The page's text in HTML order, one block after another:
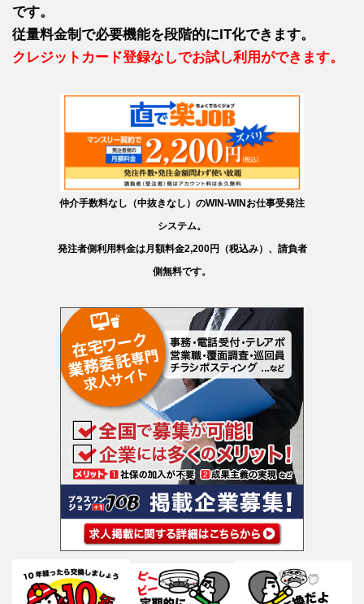
です。
従量料金制で必要機能を段階的にIT化できます。
クレジットカード登録なしでお試し利用ができます。
仲介手数料なし（中抜きなし）のWIN-WINお仕事受発注
システム。
発注者側利用料金は月額料金2,200円（税込み）、請負者
側無料です。